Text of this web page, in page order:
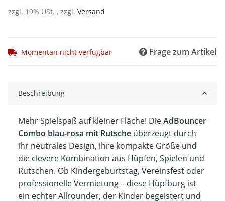
zzgl. 19% USt. , zzgl. Versand
Momentan nicht verfügbar Frage zum Artikel
Beschreibung
Mehr Spielspaß auf kleiner Fläche! DieAdBouncer
Combo blau-rosa mit Rutsche überzeugt durch
ihr neutrales Design, ihre kompakte Größe und
die clevere Kombination aus Hüpfen, Spielen und
Rutschen. Ob Kindergeburtstag, Vereinsfest oder
professionelle Vermietung – diese Hüpfburg ist
ein echter Allrounder, der Kinder begeistert und